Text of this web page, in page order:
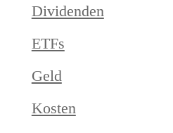
Dividenden
ETFs
Geld
Kosten